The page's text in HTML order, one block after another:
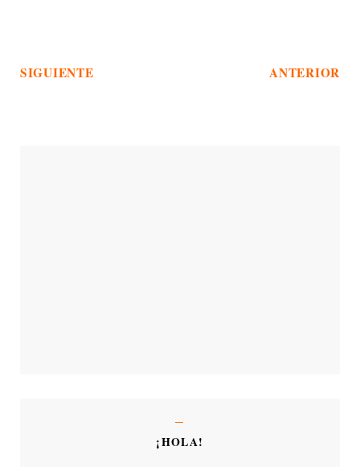
SIGUIENTE ANTERIOR
¡HOLA!